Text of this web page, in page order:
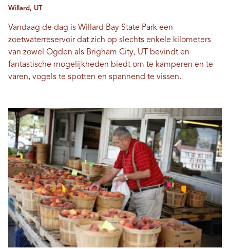
Willard, UT
Vandaag de dag is Willard Bay State Park een
zoetwaterreservoir dat zich op slechts enkele kilometers
van zowel Ogden als Brigham City, UT bevindt en
fantastische mogelijkheden biedt om te kamperen en te
varen, vogels te spotten en spannend te vissen.